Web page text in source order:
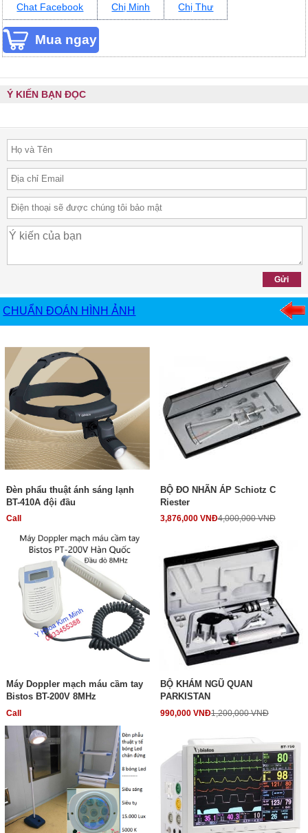
Chat Facebook Chị Minh Chị Thư
Ý KIẾN BẠN ĐỌC
CHUẨN ĐOÁN HÌNH ẢNH
Đèn phẩu thuật ánh sáng lạnh
BT-410A đội đầu
Call
BỘ ĐO NHÃN ÁP Schiotz C
Riester
3,876,000 VNĐ4,000,000 VNĐ
Máy Doppler mạch máu cầm tay
Bistos BT-200V 8MHz
Call
BỘ KHÁM NGŨ QUAN
PARKISTAN
990,000 VNĐ1,200,000 VNĐ